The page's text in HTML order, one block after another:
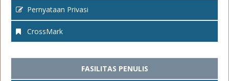
Pernyataan Privasi
CrossMark
FASILITAS PENULIS